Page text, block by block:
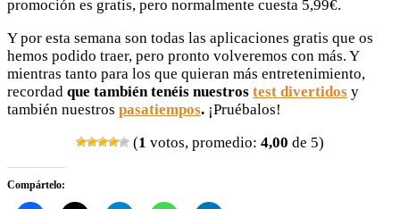
promoción es gratis, pero normalmente cuesta 5,99€.
Y por esta semana son todas las aplicaciones gratis que os
hemos podido traer, pero pronto volveremos con más. Y
mientras tanto para los que quieran más entretenimiento,
recordad que también tenéis nuestros test divertidos y
también nuestros pasatiempos. ¡Pruébalos!
(1 votos, promedio: 4,00 de 5)
Compártelo: